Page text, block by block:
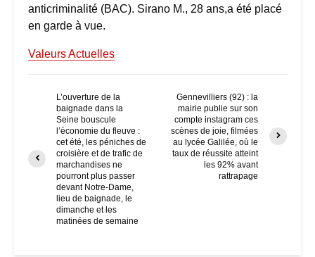
anticriminalité (BAC). Sirano M., 28 ans,a été placé
en garde à vue.
Valeurs Actuelles
L’ouverture de la
baignade dans la
Seine bouscule
l’économie du fleuve :
cet été, les péniches de
croisière et de trafic de
marchandises ne
pourront plus passer
devant Notre-Dame,
lieu de baignade, le
dimanche et les
matinées de semaine
Gennevilliers (92) : la
mairie publie sur son
compte instagram ces
scènes de joie, filmées
au lycée Galilée, où le
taux de réussite atteint
les 92% avant
rattrapage